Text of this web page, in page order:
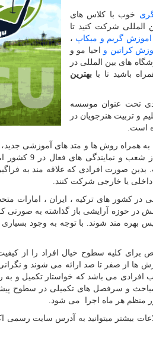
خوب با کلاس های
شرکت کنید تا
اموزش گریم و میکاپ ،
کراتین و احیا مو و
های بین المللی در
باشید تا بابهترین
تحت عنوان موسسه
و تربیت هنرجویان در
است.
همراه روش ها و متد های آموزشی
برای خود به
صورت افرادی که علاقه مند به
یا خارجی شرکت کنند.
کشور های ترکیه ، ایران ، امارات
در حوزه آرایشی باز گذاشته به صورتی
بهره مند شوند. با توجه به وجود
کلیه سطوح خیال افراد را از
از صفر تا صد ارائه می شوند و
افرادی می باشد که خواستار تکمیل و به
و سرفصل های تکمیلی در سطوح
منظم هر ماه اجرا می شود.
بیشتر میتوانید به آدرس سایت رسمی